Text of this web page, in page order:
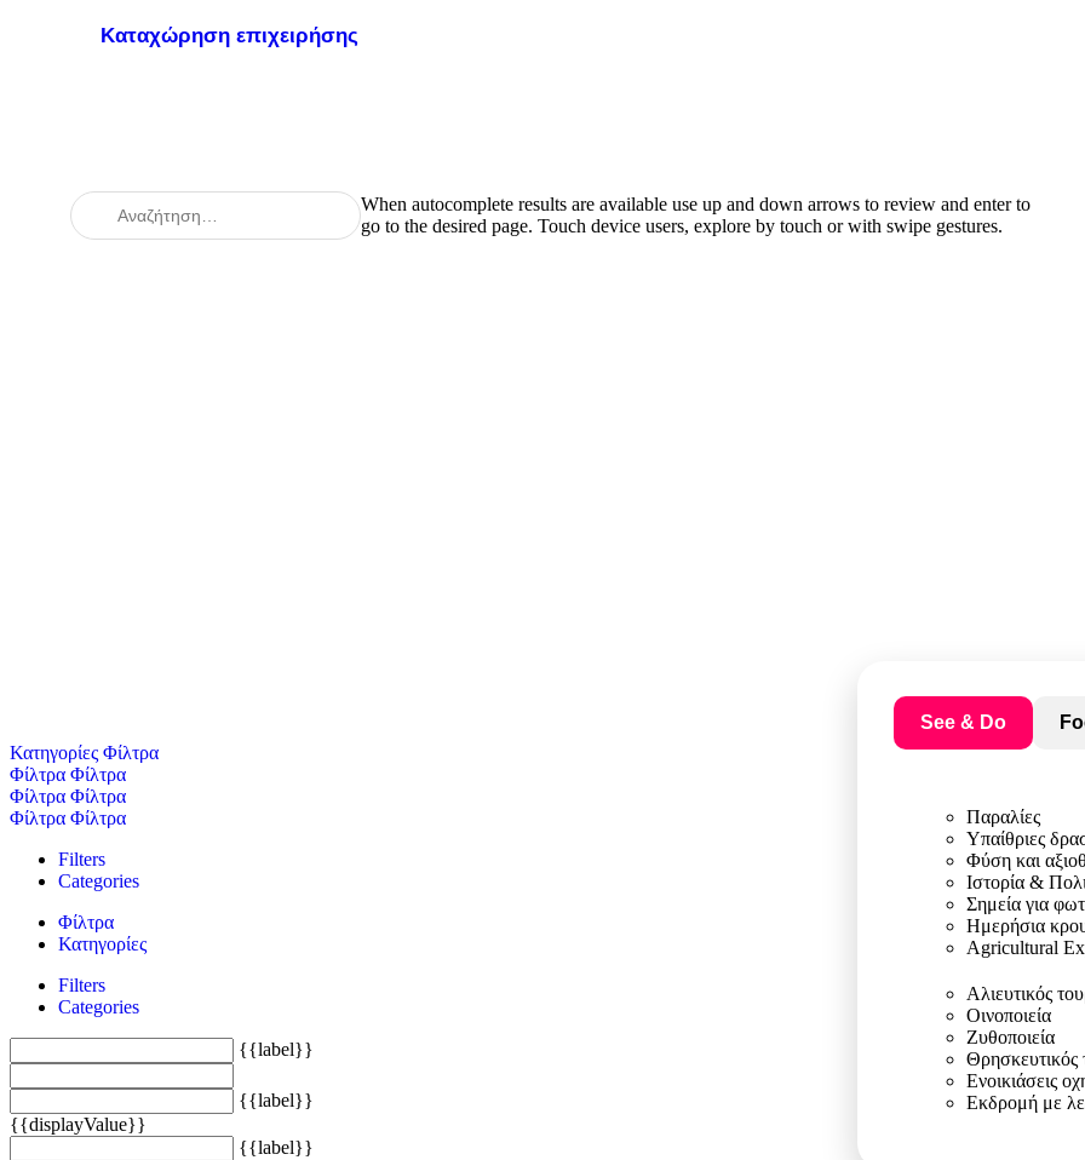
Καταχώρηση επιχειρήσης
When autocomplete results are available use up and down arrows to review and enter to
go to the desired page. Touch device users, explore by touch or with swipe gestures.
See & Do
Παραλίες
Υπαίθριες
Φύση και
Ιστορία &
Σημεία για
Ημερήσια
Agricultural
Αλιευτικός
Οινοποιεία
Ζυθοποιεία
Θρησκευτικός
Ενοικιάσεις
Εκδρομή με
Κατηγορίες Φίλτρα
Φίλτρα Φίλτρα
Φίλτρα Φίλτρα
Φίλτρα Φίλτρα
Filters
Categories
Φίλτρα
Κατηγορίες
Filters
Categories
{{label}}
{{label}}
{{displayValue}}
{{label}}